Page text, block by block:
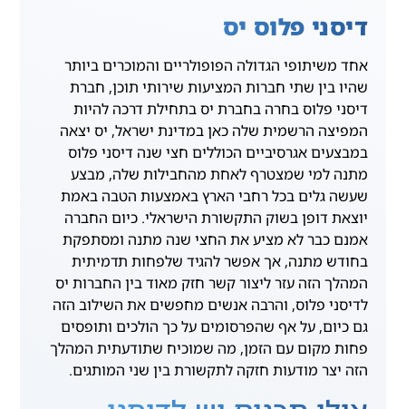
דיסני פלוס יס
אחד משיתופי הגדולה הפופולריים והמוכרים ביותר
שהיו בין שתי חברות המציעות שירותי תוכן, חברת
דיסני פלוס בחרה בחברת יס בתחילת דרכה להיות
המפיצה הרשמית שלה כאן במדינת ישראל, יס יצאה
במבצעים אגרסיביים הכוללים חצי שנה דיסני פלוס
מתנה למי שמצטרף לאחת מהחבילות שלה, מבצע
שעשה גלים בכל רחבי הארץ באמצעות הטבה באמת
יוצאת דופן בשוק התקשורת הישראלי. כיום החברה
אמנם כבר לא מציע את החצי שנה מתנה ומסתפקת
בחודש מתנה, אך אפשר להגיד שלפחות תדמיתית
המהלך הזה עזר ליצור קשר חזק מאוד בין החברות יס
לדיסני פלוס, והרבה אנשים מחפשים את השילוב הזה
גם כיום, על אף שהפרסומים על כך הולכים ותופסים
פחות מקום עם הזמן, מה שמוכיח שתודעתית המהלך
הזה יצר מודעות חזקה לתקשורת בין שני המותגים.